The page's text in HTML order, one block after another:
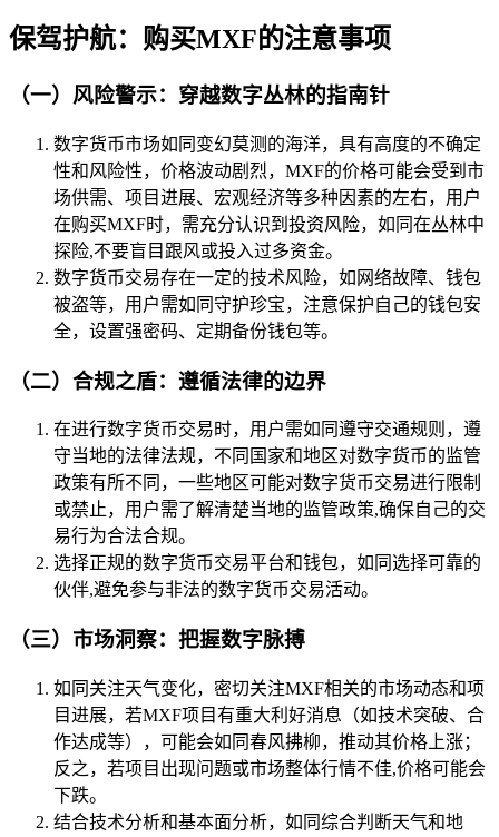
保驾护航：购买MXF的注意事项
（一）风险警示：穿越数字丛林的指南针
数字货币市场如同变幻莫测的海洋，具有高度的不确定
性和风险性，价格波动剧烈，MXF的价格可能会受到市
场供需、项目进展、宏观经济等多种因素的左右，用户
在购买MXF时，需充分认识到投资风险，如同在丛林中
探险,不要盲目跟风或投入过多资金。
数字货币交易存在一定的技术风险，如网络故障、钱包
被盗等，用户需如同守护珍宝，注意保护自己的钱包安
全，设置强密码、定期备份钱包等。
（二）合规之盾：遵循法律的边界
在进行数字货币交易时，用户需如同遵守交通规则，遵
守当地的法律法规，不同国家和地区对数字货币的监管
政策有所不同，一些地区可能对数字货币交易进行限制
或禁止，用户需了解清楚当地的监管政策,确保自己的交
易行为合法合规。
选择正规的数字货币交易平台和钱包，如同选择可靠的
伙伴,避免参与非法的数字货币交易活动。
（三）市场洞察：把握数字脉搏
如同关注天气变化，密切关注MXF相关的市场动态和项
目进展，若MXF项目有重大利好消息（如技术突破、合
作达成等），可能会如同春风拂柳，推动其价格上涨；
反之，若项目出现问题或市场整体行情不佳,价格可能会
下跌。
结合技术分析和基本面分析，如同综合判断天气和地